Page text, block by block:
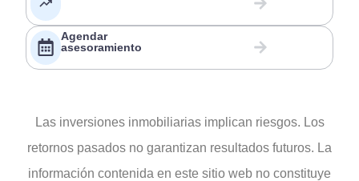
Agendar
asesoramiento
Las inversiones inmobiliarias implican riesgos. Los
retornos pasados no garantizan resultados futuros. La
información contenida en este sitio web no constituye